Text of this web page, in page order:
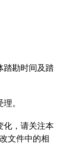
踏勘时间及踏
。
化，请关注本
文件中的相